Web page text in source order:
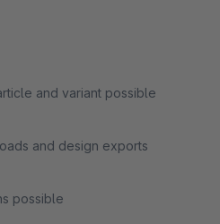
and variant possible
and design exports
possible